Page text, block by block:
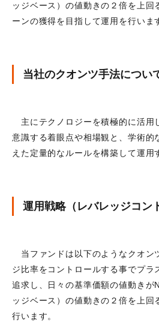
ッジベース）の値動きの２倍を上回
ーンの獲得を目指して運用を行いま
当社のクオンツ手法につい
主にテクノロジーを積極的に活用
意識する着眼点や相場観と、学術的
えた定量的なルールを構築して運用
運用戦略（レバレッジコン
当ファンドは以下のようなクオン
ジ比率をコントロールする事でプラ
追求し、日々の基準価額の値動きが
ッジベース）の値動きの２倍を上回
行います。